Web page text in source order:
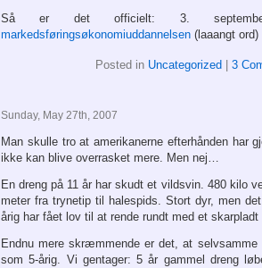
Så er det officielt: 3.
markedsføringsøkonomiuddannelsen (laaangt
Posted in Uncategorized 3
Sunday, May 27th, 2007
Man skulle tro at amerikanerne efterhånden har
ikke kan blive overrasket mere. Men nej…
En dreng på 11 år har skudt et vildsvin. 480 kilo
meter fra trynetip til halespids. Stort dyr, men
årig har fået lov til at rende rundt med et skarpladt
Endnu mere skræmmende er det, at
som 5-årig. Vi gentager: 5 år gammel dreng